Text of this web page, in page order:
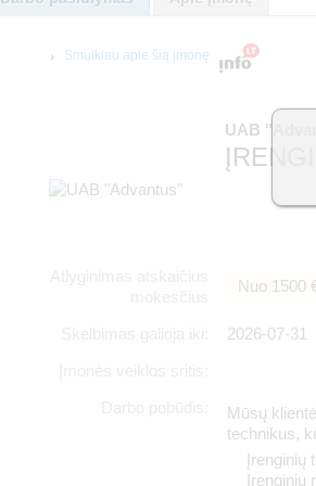
UAB
Nuo 1500
2026-07-31
Mūsų
technikus,
Įrenginių
Įrenginių
Smulkiau apie šią įmonę